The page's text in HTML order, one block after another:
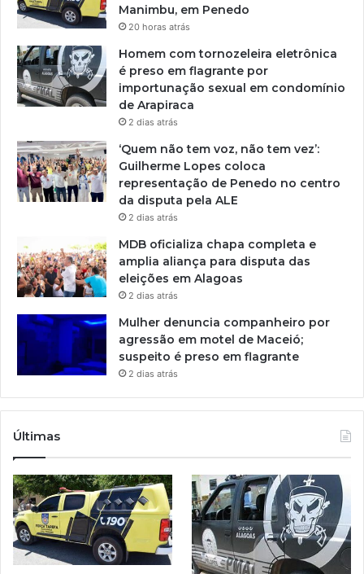
Manimbu, em Penedo
20 horas atrás
Homem com tornozeleira eletrônica
é preso em flagrante por
importunação sexual em condomínio
de Arapiraca
2 dias atrás
‘Quem não tem voz, não tem vez’:
Guilherme Lopes coloca
representação de Penedo no centro
da disputa pela ALE
2 dias atrás
MDB oficializa chapa completa e
amplia aliança para disputa das
eleições em Alagoas
2 dias atrás
Mulher denuncia companheiro por
agressão em motel de Maceió;
suspeito é preso em flagrante
2 dias atrás
Últimas